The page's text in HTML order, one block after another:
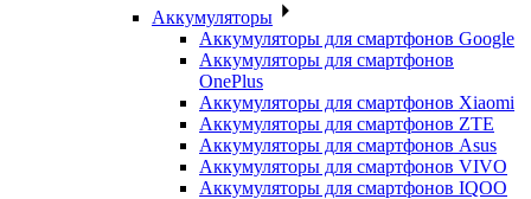
Аккумуляторы
Аккумуляторы для смартфонов Google
Аккумуляторы для смартфонов
OnePlus
Аккумуляторы для смартфонов Xiaomi
Аккумуляторы для смартфонов ZTE
Аккумуляторы для cмартфонов Asus
Аккумуляторы для смартфонов VIVO
Аккумуляторы для смартфонов IQOO